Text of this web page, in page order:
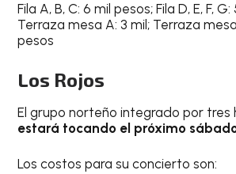
Fila A, B, C: 6 mil pesos; Fila D, E, F,
Terraza mesa A: 3 mil; Terraza
pesos
Los Rojos
El grupo norteño integrado por tres
estará tocando el próximo sábado
Los costos para su concierto son: